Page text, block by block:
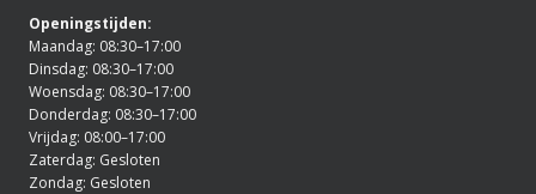
Openingstijden:
Maandag: 08:30–17:00
Dinsdag: 08:30–17:00
Woensdag: 08:30–17:00
Donderdag: 08:30–17:00
Vrijdag: 08:00–17:00
Zaterdag: Gesloten
Zondag: Gesloten